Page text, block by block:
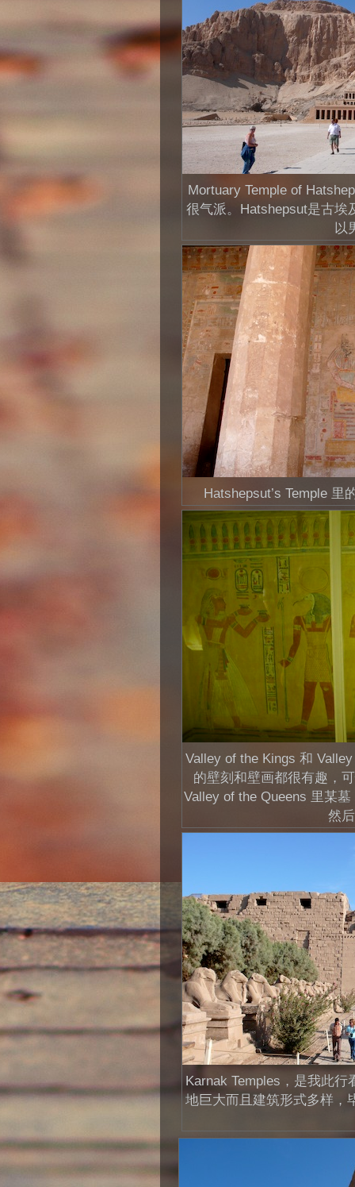
Mortuary Temple of
很气派。Hatshepsut是古埃
以
Hatshepsut’s Temple
Valley of the Kings 和
的壁刻和壁画都很有趣，
Valley of the Queens 里某
然
Karnak Temples，是我此
地巨大而且建筑形式多样，